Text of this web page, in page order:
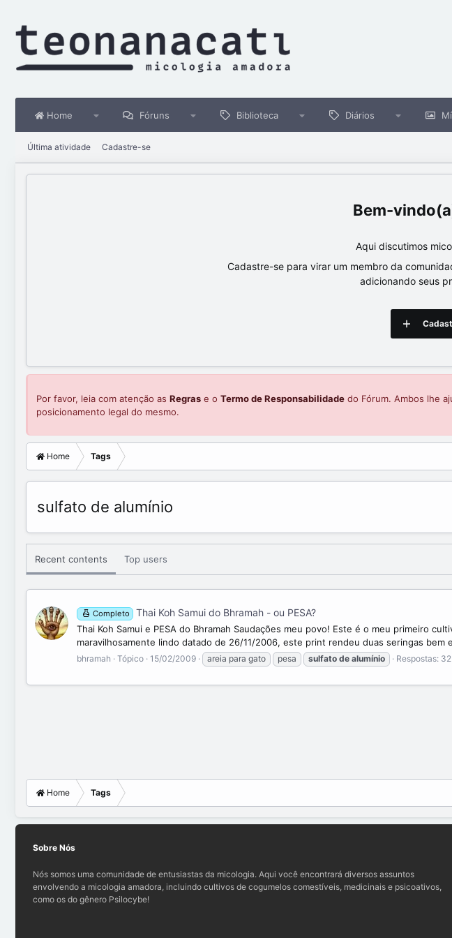
Home Fóruns Biblioteca Diários
Última atividade Cadastre-se
Aqui discutimos
Cadastre-se para virar um membro da
adicionando seus
Por favor, leia com atenção as Regras e o Termo de Responsabilidade do Fórum. Ambos lhe
posicionamento legal do mesmo.
Home Tags
sulfato de alumínio
Recent contents Top users
Completo Thai Koh Samui do Bhramah - ou PESA?
Thai Koh Samui e PESA do Bhramah Saudações meu povo! Este é o meu primeiro
maravilhosamente lindo datado de 26/11/2006, este print rendeu duas seringas bem
bhramah Tópico 15/02/2009 areia para gato pesa sulfato de alumínio Respostas: 32
Home Tags
Sobre Nós
Nós somos uma comunidade de entusiastas da micologia. Aqui você encontrará diversos assuntos
envolvendo a micologia amadora, incluindo cultivos de cogumelos comestíveis, medicinais e psicoativos,
como os do gênero Psilocybe!